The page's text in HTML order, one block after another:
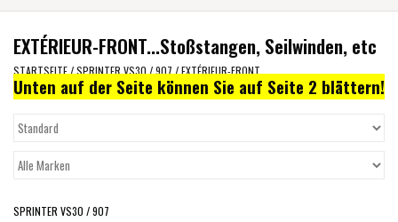
verfügbare
Ergebnis
auszuwählen.
Viano /Vito 639
VW T7 2025
VW T5
VW CRAFTER / MAN TGE
EXTÉRIEUR-FRONT...Stoßstangen, Seilwinden, etc
STARTSEITE/SPRINTER VS30 / 907/EXTÉRIEUR-FRONT
Unten auf der Seite können Sie auf Seite 2 blättern!
SPRINTER VS30 / 907